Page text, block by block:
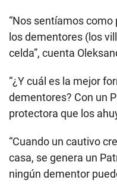
“Nos sentíamos
los dementores (los
celda”, cuenta
“¿Y cuál es la mejor
dementores? Con un
protectora que los
“Cuando un cautivo
casa, se genera un
ningún dementor